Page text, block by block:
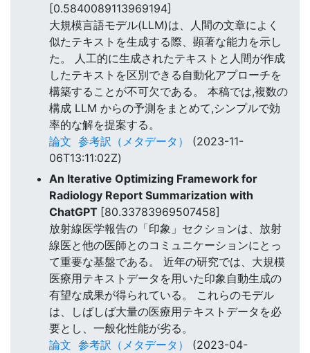
[0.5840089113969194]
大規模言語モデル(LLM)は、人間の文章によく
似たテキストを生成する際、顕著な能力を示し
た。 人工的に生成されたテキストと人間が作成
したテキストを区別できる自動化アプローチを
構築することが不可欠である。 本稿では,複数の
構成 LLM からの予測をまとめて,シンプルで効
率的な解を提案する。
論文 参考訳（メタデータ）
(2023-11-
06T13:11:02Z)
An Iterative Optimizing Framework for
Radiology Report Summarization with
ChatGPT [80.33783969507458]
放射線医学報告の「印象」セクションは、放射
線医と他の医師とのコミュニケーションにとっ
て重要な基盤である。 近年の研究では、大規模
医療用テキストデータを用いた印象自動生成の
有望な成果が得られている。 これらのモデル
は、しばしば大量の医療用テキストデータを必
要とし、一般化性能が劣る。
論文 参考訳（メタデータ）
(2023-04-